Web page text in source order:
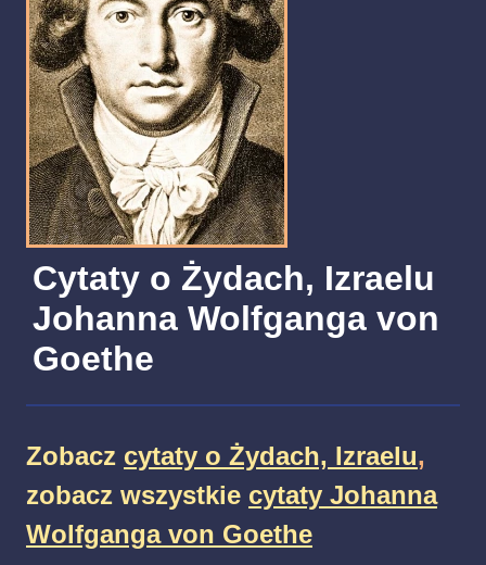
Cytaty o Żydach, Izraelu
Johanna Wolfganga von
Goethe
Zobacz cytaty o Żydach, Izraelu,
zobacz wszystkie cytaty Johanna
Wolfganga von Goethe